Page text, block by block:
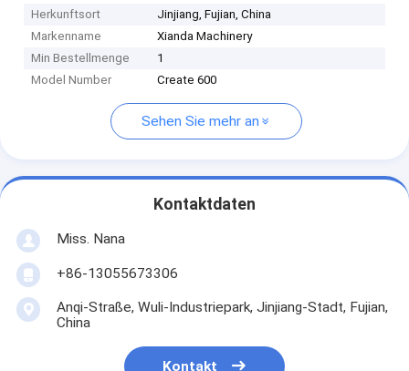
Herkunftsort
Jinjiang, Fujian, China
Markenname
Xianda Machinery
Min Bestellmenge
1
Model Number
Create 600
Sehen Sie mehr an
Kontaktdaten
Miss. Nana
+86-13055673306
Anqi-Straße, Wuli-Industriepark, Jinjiang-Stadt, Fujian,
China
Kontakt